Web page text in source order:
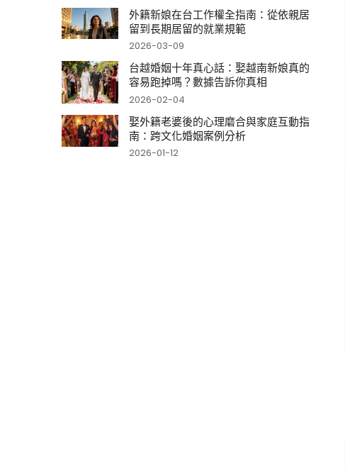
外籍新娘在台工作權全指南：從依親居
留到長期居留的就業規範
2026-03-09
台越婚姻十年真心話：娶越南新娘真的
容易跑掉嗎？數據告訴你真相
2026-02-04
娶外籍老婆後的心理磨合與家庭互動指
南：跨文化婚姻案例分析
2026-01-12